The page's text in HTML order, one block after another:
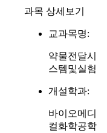
과목 상세보기
교과목명:
약물전달시
스템및실험
개설학과:
바이오메디
컬화학공학